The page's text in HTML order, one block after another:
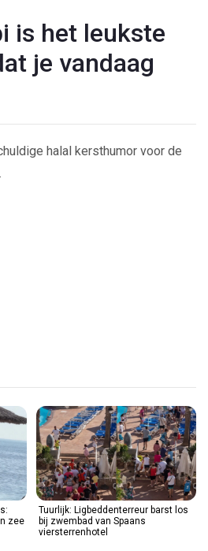
is het leukste
je vandaag
halal kersthumor voor de
zee
Tuurlijk: Ligbeddenterreur barst los
bij zwembad van Spaans
viersterrenhotel